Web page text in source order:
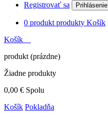
Registrovať sa Prihlásenie
0 produkt produkty Košík
Košík
produkt (prázdne)
Žiadne produkty
0,00 € Spolu
Košík Pokladňa